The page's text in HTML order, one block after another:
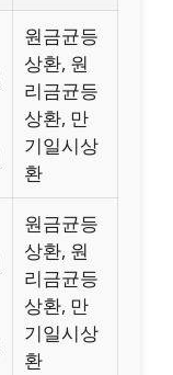
원금균등
상환, 원
리금균등
상환, 만
기일시상
환
원금균등
상환, 원
리금균등
상환, 만
기일시상
환